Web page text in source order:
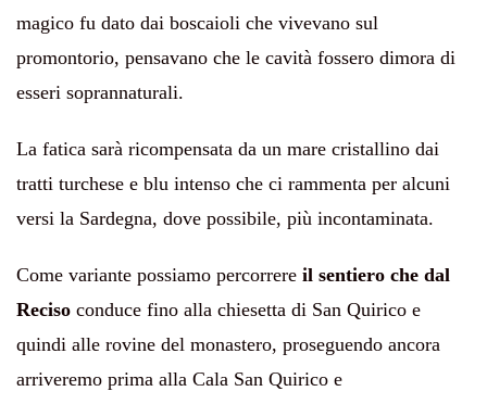
magico fu dato dai boscaioli che vivevano sul
promontorio, pensavano che le cavità fossero dimora di
esseri soprannaturali.
La fatica sarà ricompensata da un mare cristallino dai
tratti turchese e blu intenso che ci rammenta per alcuni
versi la Sardegna, dove possibile, più incontaminata.
Come variante possiamo percorrere il sentiero che dal
Reciso conduce fino alla chiesetta di San Quirico e
quindi alle rovine del monastero, proseguendo ancora
arriveremo prima alla Cala San Quirico e